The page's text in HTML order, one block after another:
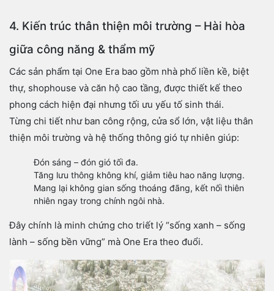
4. Kiến trúc thân thiện môi trường – Hài hòa
giữa công năng & thẩm mỹ
Các sản phẩm tại One Era bao gồm nhà phố liền kề, biệt
thự, shophouse và căn hộ cao tầng, được thiết kế theo
phong cách hiện đại nhưng tối ưu yếu tố sinh thái.
Từng chi tiết như ban công rộng, cửa sổ lớn, vật liệu thân
thiện môi trường và hệ thống thông gió tự nhiên giúp:
Đón sáng – đón gió tối đa.
Tăng lưu thông không khí, giảm tiêu hao năng lượng.
Mang lại không gian sống thoáng đãng, kết nối thiên
nhiên ngay trong chính ngôi nhà.
Đây chính là minh chứng cho triết lý “sống xanh – sống
lành – sống bền vững” mà One Era theo đuổi.